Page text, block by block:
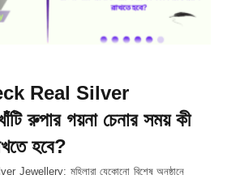
Real Silver
রুপার গয়না চেনার সময় কী
হবে?
মহিলারা যেকোনো বিশেষ অনুষ্ঠানে